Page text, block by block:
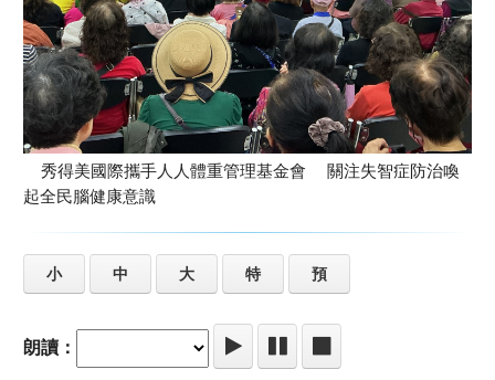
秀得美國際攜手人人體重管理基金會 關注失智症防治喚
起全民腦健康意識
小 中 大 特 預
朗讀：